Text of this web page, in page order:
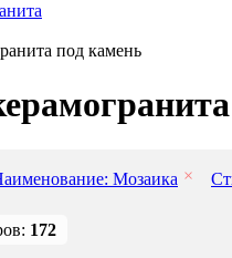
под камень
Мозаика
172